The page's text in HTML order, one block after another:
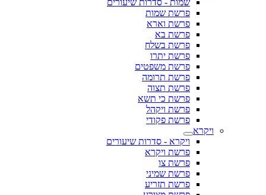
שמות - סדרות שיעורים
פרשת שמות
פרשת וארא
פרשת בא
פרשת בשלח
פרשת יתרו
פרשת משפטים
פרשת תרומה
פרשת תצוה
פרשת כי תשא
פרשת ויקהל
פרשת פקודי
ויקרא
ויקרא - סדרות שיעורים
פרשת ויקרא
פרשת צו
פרשת שמיני
פרשת תזריע